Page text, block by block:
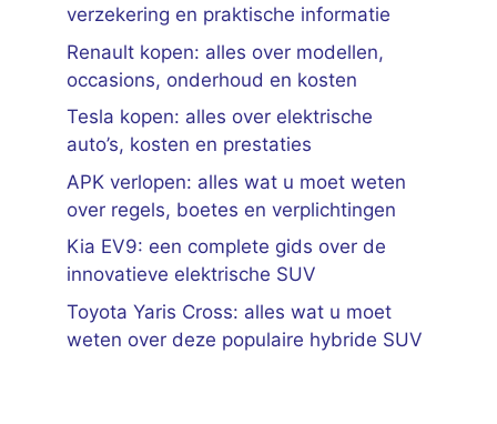
verzekering en praktische informatie
Renault kopen: alles over modellen,
occasions, onderhoud en kosten
Tesla kopen: alles over elektrische
auto’s, kosten en prestaties
APK verlopen: alles wat u moet weten
over regels, boetes en verplichtingen
Kia EV9: een complete gids over de
innovatieve elektrische SUV
Toyota Yaris Cross: alles wat u moet
weten over deze populaire hybride SUV